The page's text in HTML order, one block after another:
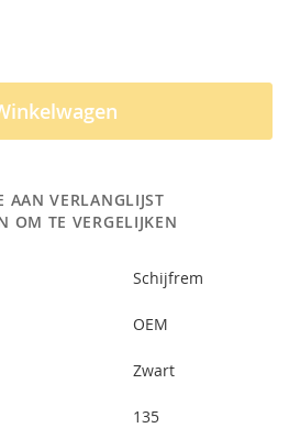
AAN VERLANGLIJST
OM TE VERGELIJKEN
Schijfrem
OEM
Zwart
135